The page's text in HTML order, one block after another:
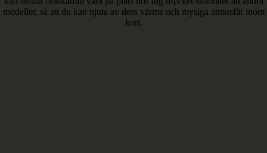
modeller, så att du kan njuta av dess värme och mysiga atmosfär inom
kort.